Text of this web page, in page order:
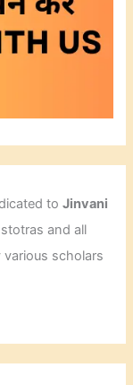
toJinvani
and all
scholars